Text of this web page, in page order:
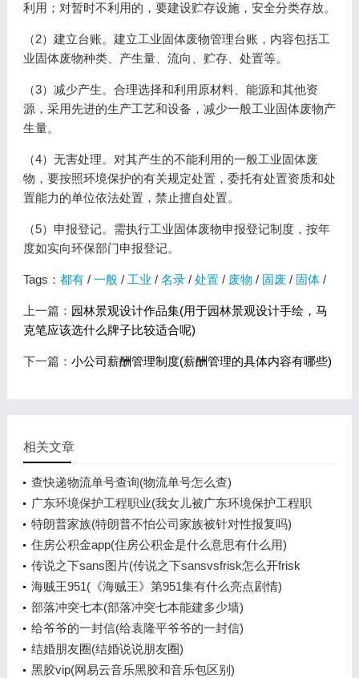
利用；对暂时不利用的，要建设贮存设施，安全分类存放。
（2）建立台账。建立工业固体废物管理台账，内容包括工
业固体废物种类、产生量、流向、贮存、处置等。
（3）减少产生。合理选择和利用原材料、能源和其他资
源，采用先进的生产工艺和设备，减少一般工业固体废物产
生量。
（4）无害处理。对其产生的不能利用的一般工业固体废
物，要按照环境保护的有关规定处置，委托有处置资质和处
置能力的单位依法处置，禁止擅自处置。
（5）申报登记。需执行工业固体废物申报登记制度，按年
度如实向环保部门申报登记。
Tags： 都有/ 一般/ 工业 / 名录/ 处置/ 废物 / 固废 / 固体/
上一篇： 园林景观设计作品集(用于园林景观设计手绘，马
克笔应该选什么牌子比较适合呢)
下一篇： 小公司薪酬管理制度(薪酬管理的具体内容有哪些)
相关文章
查快递物流单号查询(物流单号怎么查)
广东环境保护工程职业(我女儿被广东环境保护工程职
业学院资源
特朗普家族(特朗普不怕公司家族被针对性报复吗)
住房公积金app(住房公积金是什么意思有什么用)
传说之下sans图片(传说之下sansvsfrisk怎么开frisk
模式)
海贼王951(《海贼王》第951集有什么亮点剧情)
部落冲突七本(部落冲突七本能建多少墙)
给爷爷的一封信(给袁隆平爷爷的一封信)
结婚朋友圈(结婚说说朋友圈)
黑胶vip(网易云音乐黑胶和音乐包区别)